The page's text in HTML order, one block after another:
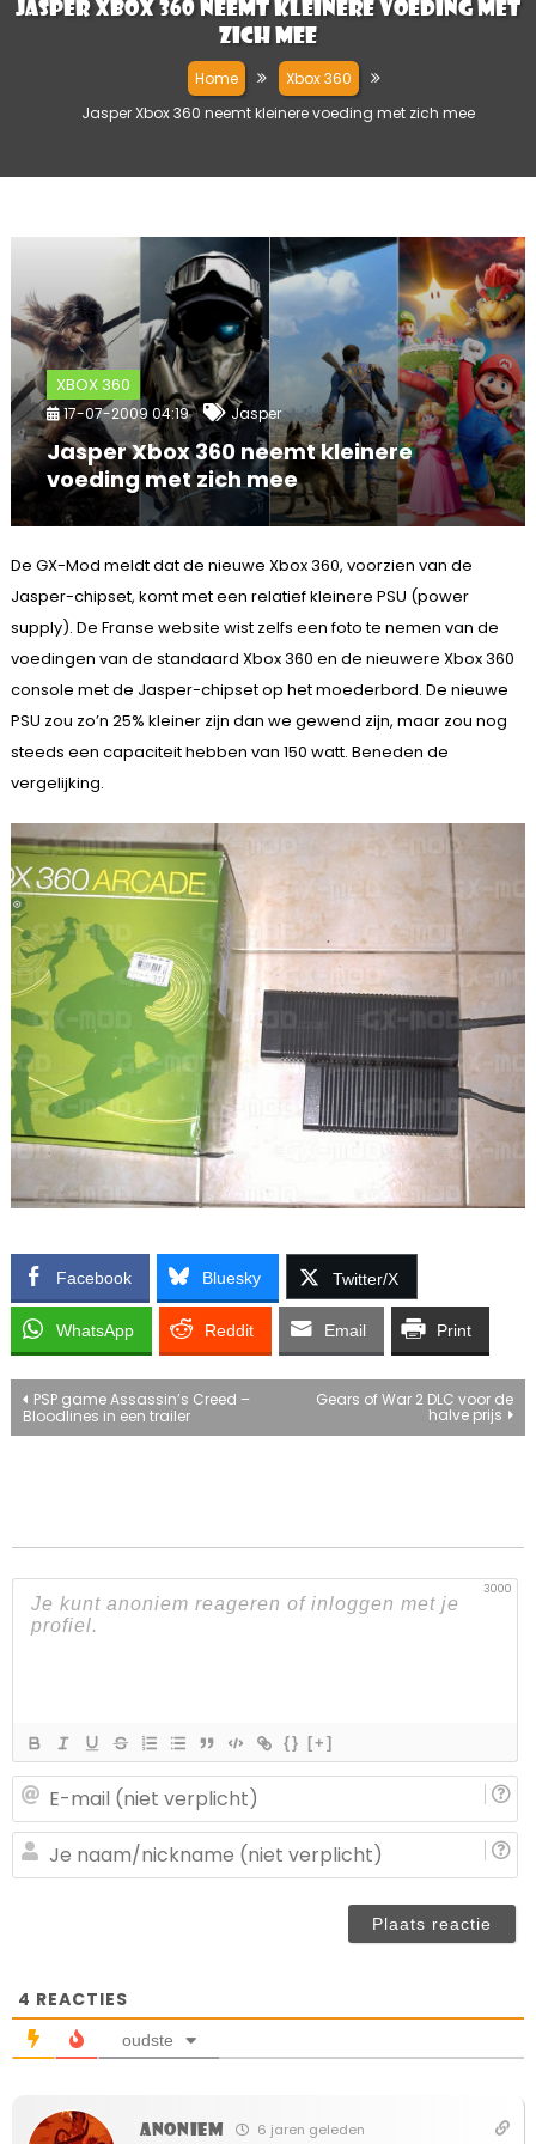
Jasper Xbox 360 neemt kleinere voeding met
zich mee
Home
Xbox 360
Jasper Xbox 360 neemt kleinere voeding met zich mee
XBOX 360
17-07-2009 04:19 Jasper
Jasper Xbox 360 neemt kleinere
voeding met zich mee
De GX-Mod meldt dat de nieuwe Xbox 360, voorzien van de
Jasper-chipset, komt met een relatief kleinere PSU (power
supply). De Franse website wist zelfs een foto te nemen van de
voedingen van de standaard Xbox 360 en de nieuwere Xbox 360
console met de Jasper-chipset op het moederbord. De nieuwe
PSU zou zo’n 25% kleiner zijn dan we gewend zijn, maar zou nog
steeds een capaciteit hebben van 150 watt. Beneden de
vergelijking.
Facebook Bluesky Twitter/X
WhatsApp Reddit Email Print
Bericht
PSP game Assassin’s Creed –
Bloodlines in een trailer
Gears of War 2 DLC voor de
halve prijs
3000
{} [+]
4 REACTIES
oudste
Anoniem 6 jaren geleden